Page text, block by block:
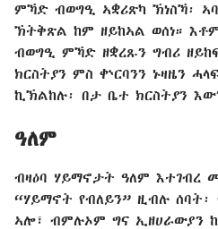
ምኻድ ብወግዒ ኣቋሪጽካ ኽነስኻ፡
ኽትቅጽል ከም ዘይከኣል ወሰነ።
ብወግዒ ምኻድ ዘቋረጹን ግብሪ
ክርስትያን ምስ ቍርባንን ኑዛዜን
ኪኽልከሉ፡ በታ ቤተ ክርስትያን
ዓለም
ብዛዕባ ሃይማኖታት ዓለም እተገብረ
“ሃይማኖት የብለይን” ዚብሉ
ኣሎ፣ ብምሉኦም ግና ኢዘሀራውያን